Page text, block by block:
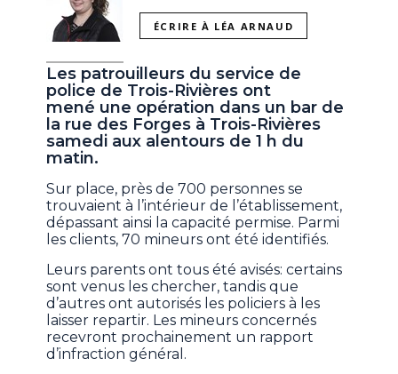
ÉCRIRE À LÉA ARNAUD
Les patrouilleurs du service de
police de Trois-Rivières ont
mené une opération dans un bar de
la rue des Forges à Trois-Rivières
samedi aux alentours de 1 h du
matin.
Sur place, près de 700 personnes se
trouvaient à l’intérieur de l’établissement,
dépassant ainsi la capacité permise. Parmi
les clients, 70 mineurs ont été identifiés.
Leurs parents ont tous été avisés: certains
sont venus les chercher, tandis que
d’autres ont autorisés les policiers à les
laisser repartir. Les mineurs concernés
recevront prochainement un rapport
d’infraction général.